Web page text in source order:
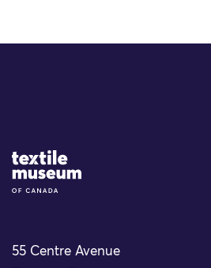
Site Logo
55 Centre Avenue